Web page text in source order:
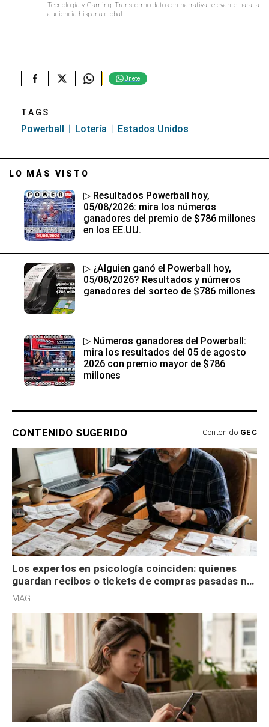
Tecnología y Gaming. Transformo datos en narrativa relevante para la
audiencia hispana global.
Únete
TAGS
Powerball Lotería Estados Unidos
LO MÁS VISTO
▷ Resultados Powerball hoy,
05/08/2026: mira los números
ganadores del premio de $786 millones
en los EE.UU.
▷ ¿Alguien ganó el Powerball hoy,
05/08/2026? Resultados y números
ganadores del sorteo de $786 millones
▷ Números ganadores del Powerball:
mira los resultados del 05 de agosto
2026 con premio mayor de $786
millones
CONTENIDO SUGERIDO Contenido GEC
Los expertos en psicología coinciden: quienes
guardan recibos o tickets de compras pasadas no
son acumuladores, sino que tienen necesidad de
MAG.